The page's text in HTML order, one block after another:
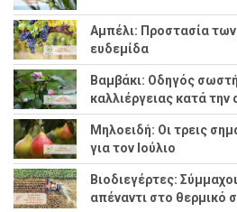
Αμπέλι: Προστασία
ευδεμίδα
Βαμβάκι: Οδηγός
καλλιέργειας κατά
Μηλοειδή: Οι τρεις
για τον Ιούλιο
Βιοδιεγέρτες:
απέναντι στο θερμικό